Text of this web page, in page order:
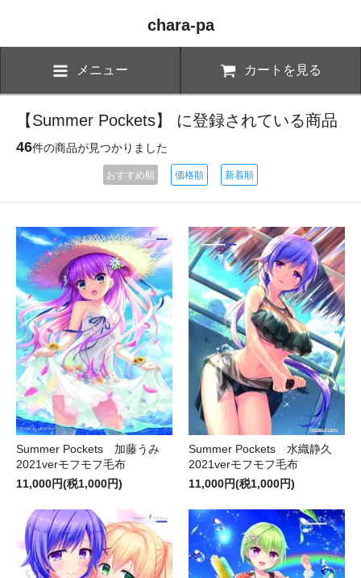
chara-pa
メニュー カートを見る
【Summer Pockets】 に登録されている商品
46件の商品が見つかりました
おすすめ順 価格順 新着順
Summer Pockets 加藤うみ
2021verモフモフ毛布
11,000円(税1,000円)
Summer Pockets 水織静久
2021verモフモフ毛布
11,000円(税1,000円)